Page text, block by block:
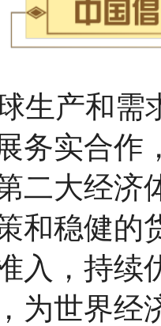
生产和需
务实合作
大经济
和稳健的
入，持续
为世界经